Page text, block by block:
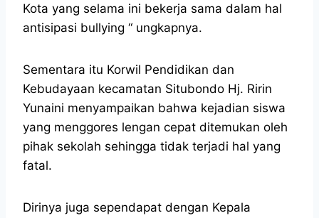
Kota yang selama ini bekerja sama dalam hal
antisipasi bullying “ ungkapnya.
Sementara itu Korwil Pendidikan dan
Kebudayaan kecamatan Situbondo Hj. Ririn
Yunaini menyampaikan bahwa kejadian siswa
yang menggores lengan cepat ditemukan oleh
pihak sekolah sehingga tidak terjadi hal yang
fatal.
Dirinya juga sependapat dengan Kepala